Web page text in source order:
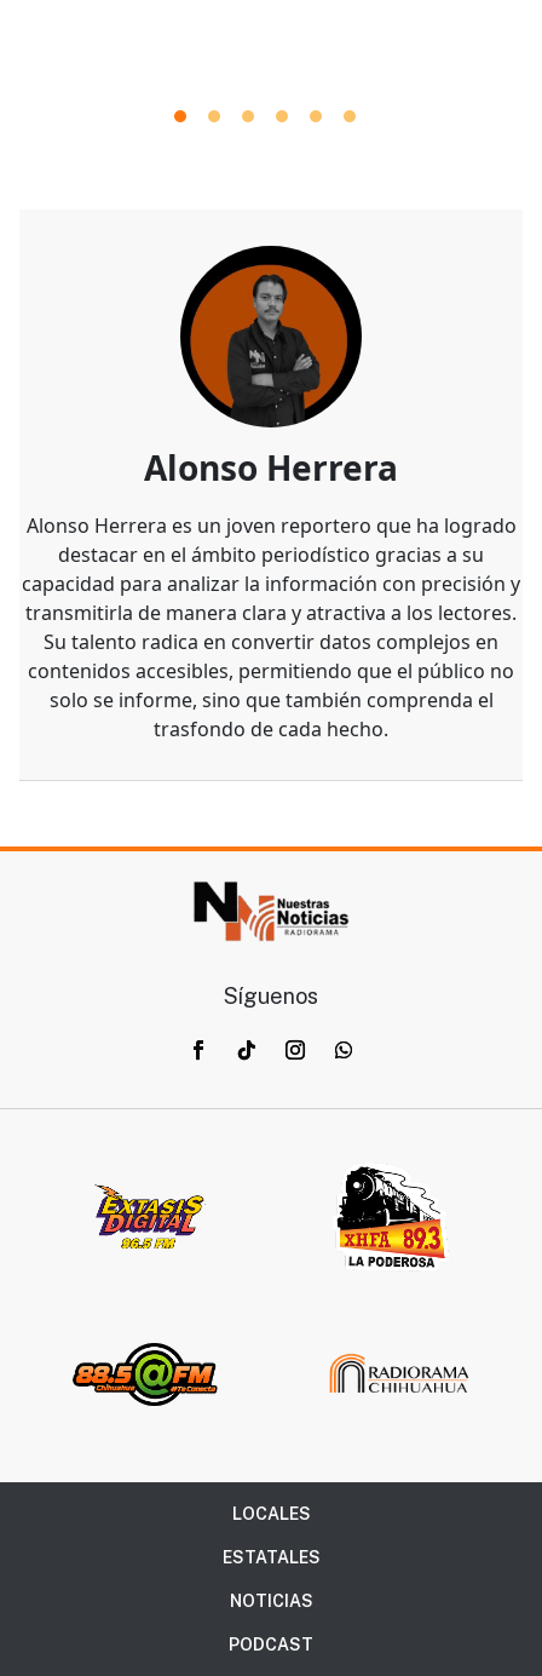
Alonso Herrera
Alonso Herrera es un joven reportero que ha logrado
destacar en el ámbito periodístico gracias a su
capacidad para analizar la información con precisión y
transmitirla de manera clara y atractiva a los lectores.
Su talento radica en convertir datos complejos en
contenidos accesibles, permitiendo que el público no
solo se informe, sino que también comprenda el
trasfondo de cada hecho.
Síguenos
LOCALES
ESTATALES
NOTICIAS
PODCAST